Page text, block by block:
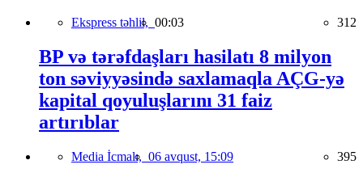
Ekspress təhlil, 00:03 312
BP və tərəfdaşları hasilatı 8 milyon
ton səviyyəsində saxlamaqla AÇG-yə
kapital qoyuluşlarını 31 faiz
artırıblar
Media İcmalı, 06 avqust, 15:09 395